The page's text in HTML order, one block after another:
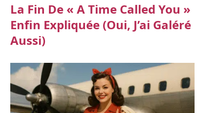
La Fin De « A Time Called You »
Enfin Expliquée (oui, J’ai Galéré
Aussi)